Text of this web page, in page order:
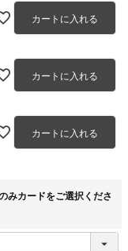
カートに入れる
カートに入れる
カートに入れる
みカードをご選択くださ